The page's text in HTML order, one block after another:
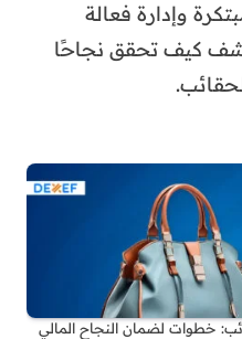
وإدارة فعالة
كيف تحقق نجاحًا
خطوات لضمان النجاح المالي